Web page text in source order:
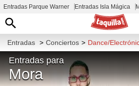
Entradas Parque Warner Entradas Isla Mágica
Entradas > Conciertos > Dance/
Entradas para
Mora